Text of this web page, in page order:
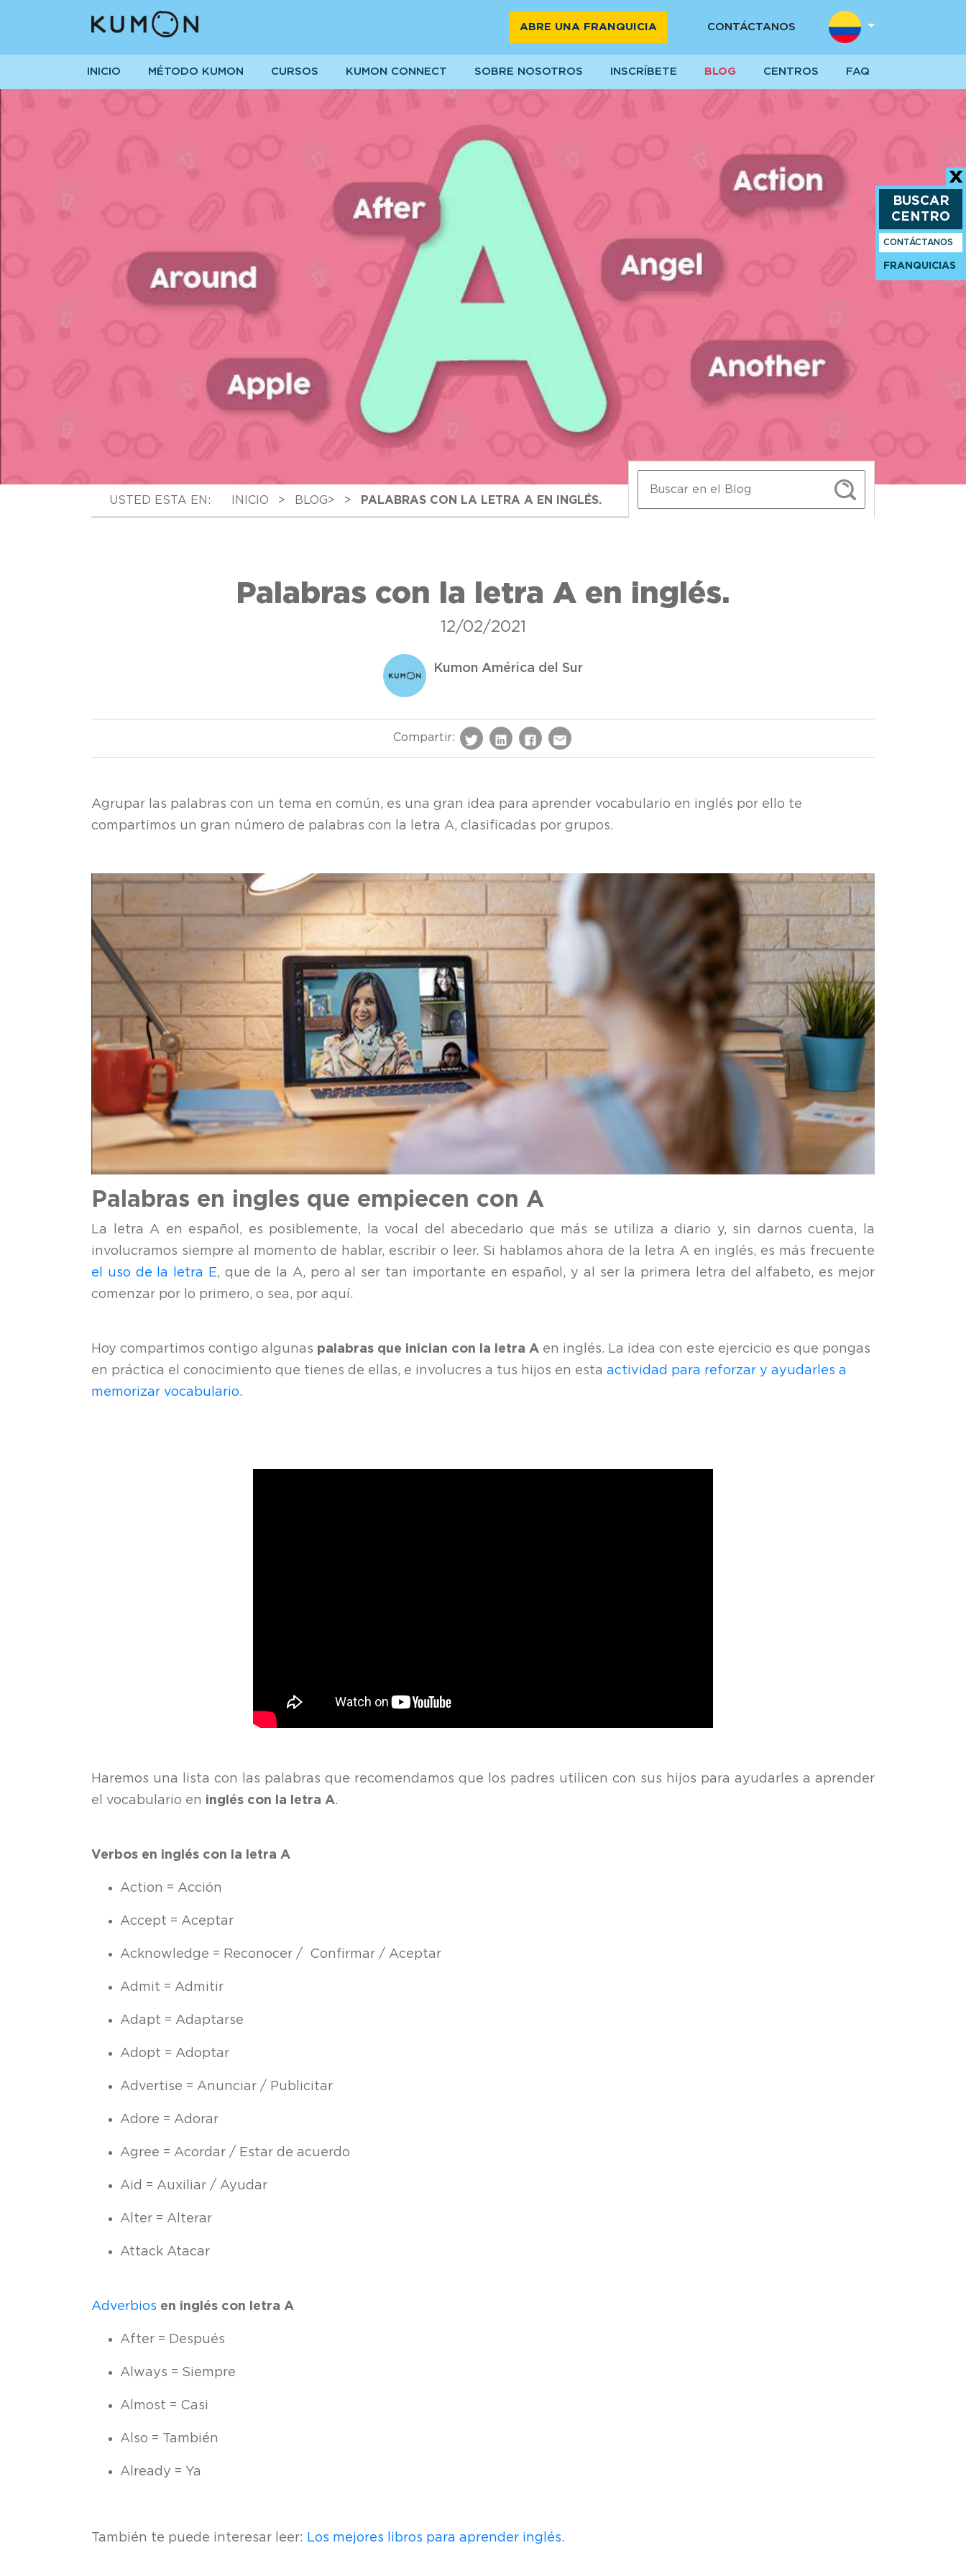
ABRE UNA FRANQUICIA CONTÁCTANOS
INICIO MÉTODO KUMON CURSOS KUMON CONNECT SOBRE NOSOTROS INSCRÍBETE BLOG CENTROS FAQ
USTED ESTA EN: INICIO > BLOG> > PALABRAS CON LA LETRA A EN INGLÉS.
Palabras con la letra A en inglés.
12/02/2021
Kumon América del Sur
Compartir:
Agrupar las palabras con un tema en común, es una gran idea para aprender vocabulario en inglés por ello te
compartimos un gran número de palabras con la letra A, clasificadas por grupos.
Palabras en ingles que empiecen con A
La letra A en español, es posiblemente, la vocal del abecedario que más se utiliza a diario y, sin darnos cuenta, la
involucramos siempre al momento de hablar, escribir o leer. Si hablamos ahora de la letra A en inglés, es más frecuente
el uso de la letra E, que de la A, pero al ser tan importante en español, y al ser la primera letra del alfabeto, es mejor
comenzar por lo primero, o sea, por aquí.
Hoy compartimos contigo algunas palabras que inician con la letra A en inglés. La idea con este ejercicio es que pongas
en práctica el conocimiento que tienes de ellas, e involucres a tus hijos en esta actividad para reforzar y ayudarles a
memorizar vocabulario.
Haremos una lista con las palabras que recomendamos que los padres utilicen con sus hijos para ayudarles a aprender
el vocabulario en inglés con la letra A.
Verbos en inglés con la letra A
Action = Acción
Accept = Aceptar
Acknowledge = Reconocer / Confirmar / Aceptar
Admit = Admitir
Adapt = Adaptarse
Adopt = Adoptar
Advertise = Anunciar / Publicitar
Adore = Adorar
Agree = Acordar / Estar de acuerdo
Aid = Auxiliar / Ayudar
Alter = Alterar
Attack Atacar
Adverbios en inglés con letra A
After = Después
Always = Siempre
Almost = Casi
Also = También
Already = Ya
También te puede interesar leer: Los mejores libros para aprender inglés.
BUSCAR
CENTRO
CONTÁCTANOS
FRANQUICIAS